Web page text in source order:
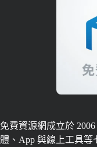
免費資源網成立於
體、App 與線上工具等